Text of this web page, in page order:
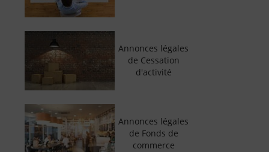
Annonces légales
de Cessation
d'activité
Annonces légales
de Fonds de
commerce